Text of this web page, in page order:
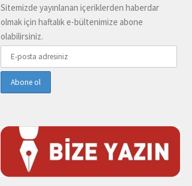
Sitemizde yayınlanan içeriklerden haberdar
olmak için haftalık e-bültenimize abone
olabilirsiniz.